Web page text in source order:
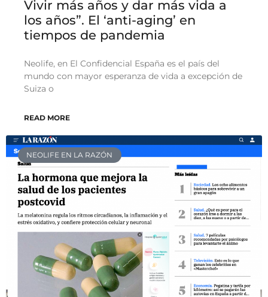
Vivir más años y dar más vida a
los años”. El ‘anti-aging’ en
tiempos de pandemia
Neolife, en El Confidencial España es el país del
mundo con mayor esperanza de vida a excepción de
Suiza o
READ MORE
NEOLIFE EN LA RAZÓN